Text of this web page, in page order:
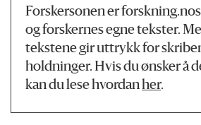
Forskersonen er
og forskernes egne tekster.
tekstene gir uttrykk for
holdninger. Hvis du ønsker å
kan du lese hvordanher.